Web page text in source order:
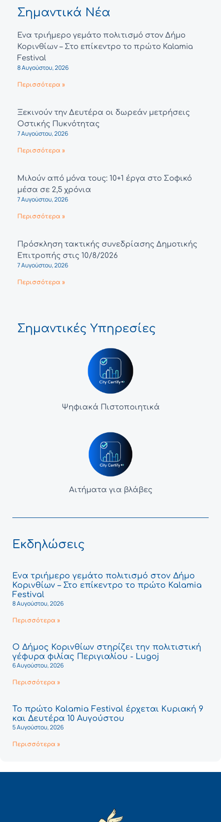
Σημαντικά Νέα
Ένα τριήμερο γεμάτο πολιτισμό στον Δήμο
Κορινθίων – Στο επίκεντρο το πρώτο Kalamia
Festival
8 Αυγούστου, 2026
Περισσότερα »
Ξεκινούν την Δευτέρα οι δωρεάν μετρήσεις
Οστικής Πυκνότητας
7 Αυγούστου, 2026
Περισσότερα »
Μιλούν από μόνα τους: 10+1 έργα στο Σοφικό
μέσα σε 2,5 χρόνια
7 Αυγούστου, 2026
Περισσότερα »
Πρόσκληση τακτικής συνεδρίασης Δημοτικής
Επιτροπής στις 10/8/2026
7 Αυγούστου, 2026
Περισσότερα »
Σημαντικές Υπηρεσίες
Ψηφιακά Πιστοποιητικά
Αιτήματα για βλάβες
Εκδηλώσεις
Ένα τριήμερο γεμάτο πολιτισμό στον Δήμο
Κορινθίων – Στο επίκεντρο το πρώτο Kalamia
Festival
8 Αυγούστου, 2026
Περισσότερα »
Ο Δήμος Κορινθίων στηρίζει την πολιτιστική
γέφυρα φιλίας Περιγιαλίου - Lugoj
6 Αυγούστου, 2026
Περισσότερα »
Το πρώτο Kalamia Festival έρχεται Κυριακή 9
και Δευτέρα 10 Αυγούστου
5 Αυγούστου, 2026
Περισσότερα »